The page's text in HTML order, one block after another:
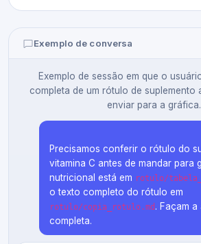
Exemplo de conversa
Exemplo de sessão em que o
completa de um rótulo de suplemento
enviar para a gráfica.
Precisamos conferir o rótulo do
vitamina C antes de mandar para
nutricional está em rotulo/
o texto completo do rótulo em
rotulo/copia_rotulo.md . Façam a
completa.